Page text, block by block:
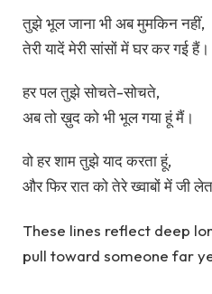
तुझे भूल जाना भी अब मुमकिन नहीं,
तेरी यादें मेरी सांसों में घर कर गई हैं।
हर पल तुझे सोचते-सोचते,
अब तो ख़ुद को भी भूल गया हूं मैं।
वो हर शाम तुझे याद करता हूं,
और फिर रात को तेरे ख्वाबों में जी
These lines reflect deep
pull toward someone far